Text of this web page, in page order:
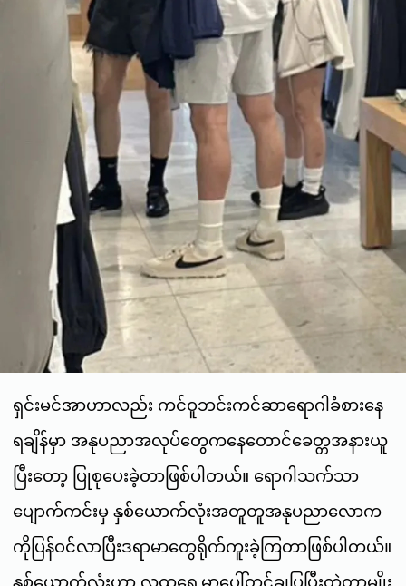
ရှင်းမင်အာဟာလည်း ကင်ဝူဘင်းကင်ဆာရောဂါခံစားနေ
ရချိန်မှာ အနုပညာအလုပ်တွေကနေတောင်ခေတ္တအနားယူ
ပြီးတော့ ပြုစုပေးခဲ့တာဖြစ်ပါတယ်။ ရောဂါသက်သာ
ပျောက်ကင်းမှ နှစ်ယောက်လုံးအတူတူအနုပညာလောက
ကိုပြန်ဝင်လာပြီးဒရာမာတွေရိုက်ကူးခဲ့ကြတာဖြစ်ပါတယ်။